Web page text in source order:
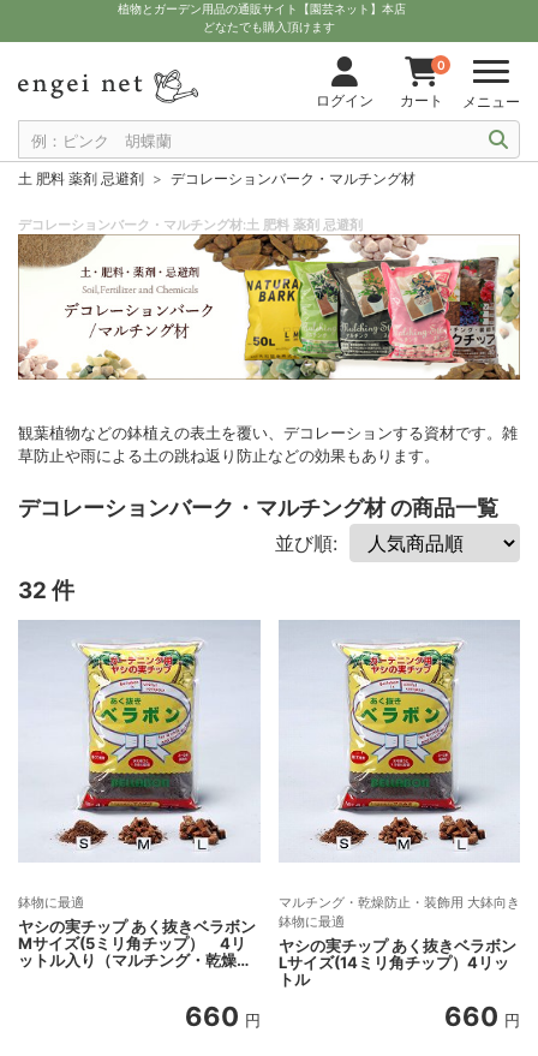
植物とガーデン用品の通販サイト【園芸ネット】本店
どなたでも購入頂けます
ログイン
0
カート メニュー
土 肥料 薬剤 忌避剤 デコレーションバーク・マルチング材
デコレーションバーク・マルチング材:土 肥料 薬剤 忌避剤
観葉植物などの鉢植えの表土を覆い、デコレーションする資材です。雑
草防止や雨による土の跳ね返り防止などの効果もあります。
デコレーションバーク・マルチング材 の商品一覧
並び順:
32 件
鉢物に最適
ヤシの実チップ あく抜きベラボン
Mサイズ(5ミリ角チップ） 4リ
ットル入り（マルチング・乾燥防
660 円
マルチング・乾燥防止・装飾用 大鉢向き
鉢物に最適
ヤシの実チップ あく抜きベラボン
Lサイズ(14ミリ角チップ）4リッ
トル
660 円